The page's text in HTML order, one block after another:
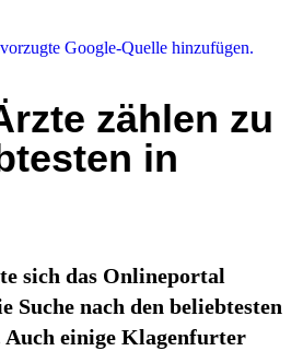
Google-Quelle hinzufügen.
zählen zu
in
sich das Onlineportal
Suche nach den beliebtesten
Auch einige Klagenfurter